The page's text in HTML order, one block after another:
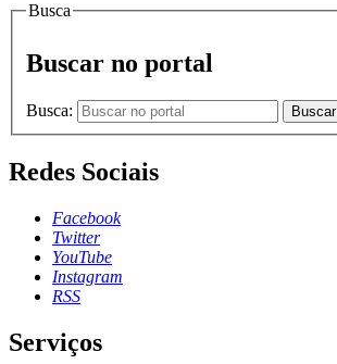
Busca
Buscar no portal
Busca: Buscar
Redes Sociais
Facebook
Twitter
YouTube
Instagram
RSS
Serviços